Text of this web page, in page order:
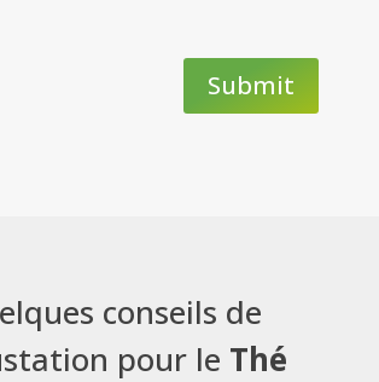
Submit
conseils de
pour le Thé